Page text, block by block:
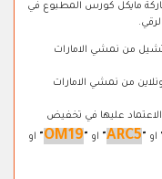
مايكل كورس المطبوع في
من نمشي الامارات
من نمشي الامارات
الاعتماد عليها في تخفيض
او "
ARC5
" او "
OM19
" او